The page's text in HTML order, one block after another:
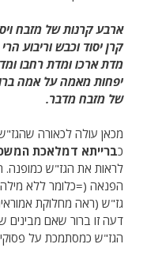
ארבע קרנות של מזבח
קרן יסוד וכבש וריבוע
מדת ארכו ומדת רחבו
יפחות מאמה על אמה
של מזבח מדבר.
מכאן עולה לכאורה
כברייתא דמלאכת
לראות את הגז"ש כמופנה.
הפנאה (=כלומר ללא
גז"ש (ראה מחלוקת
דעה זו ברור שאם מבינים
הגז"ש כמסתמכת על